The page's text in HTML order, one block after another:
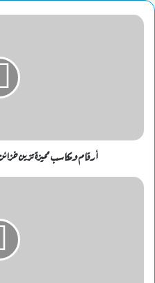
أرقام ومكاسب مميزة تزين